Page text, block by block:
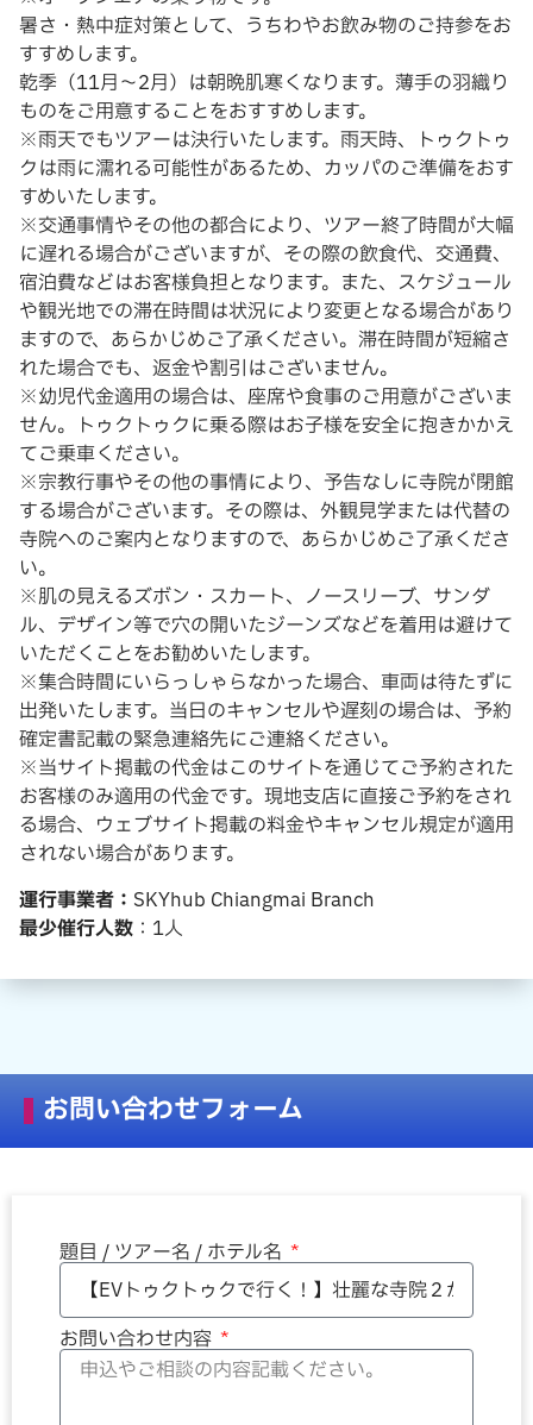
暑さ・熱中症対策として、うちわやお飲み物のご持参をお
すすめします。
乾季（11月～2月）は朝晩肌寒くなります。薄手の羽織り
ものをご用意することをおすすめします。
※雨天でもツアーは決行いたします。雨天時、トゥクトゥ
クは雨に濡れる可能性があるため、カッパのご準備をおす
すめいたします。
※交通事情やその他の都合により、ツアー終了時間が大幅
に遅れる場合がございますが、その際の飲食代、交通費、
宿泊費などはお客様負担となります。また、スケジュール
や観光地での滞在時間は状況により変更となる場合があり
ますので、あらかじめご了承ください。滞在時間が短縮さ
れた場合でも、返金や割引はございません。
※幼児代金適用の場合は、座席や食事のご用意がございま
せん。トゥクトゥクに乗る際はお子様を安全に抱きかかえ
てご乗車ください。
※宗教行事やその他の事情により、予告なしに寺院が閉館
する場合がございます。その際は、外観見学または代替の
寺院へのご案内となりますので、あらかじめご了承くださ
い。
※肌の見えるズボン・スカート、ノースリーブ、サンダ
ル、デザイン等で穴の開いたジーンズなどを着用は避けて
いただくことをお勧めいたします。
※集合時間にいらっしゃらなかった場合、車両は待たずに
出発いたします。当日のキャンセルや遅刻の場合は、予約
確定書記載の緊急連絡先にご連絡ください。
※当サイト掲載の代金はこのサイトを通じてご予約された
お客様のみ適用の代金です。現地支店に直接ご予約をされ
る場合、ウェブサイト掲載の料金やキャンセル規定が適用
されない場合があります。
運行事業者： SKYhub Chiangmai Branch
最少催行人数 ：1人
お問い合わせフォーム
題目 / ツアー名 / ホテル名
お問い合わせ内容